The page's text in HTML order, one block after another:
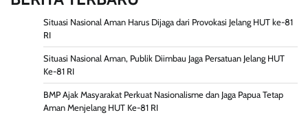
Situasi Nasional Aman Harus Dijaga dari Provokasi Jelang HUT ke-81
RI
Situasi Nasional Aman, Publik Diimbau Jaga Persatuan Jelang HUT
Ke-81 RI
BMP Ajak Masyarakat Perkuat Nasionalisme dan Jaga Papua Tetap
Aman Menjelang HUT Ke-81 RI